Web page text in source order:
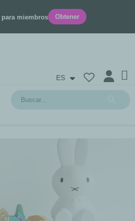
para miembros Obtener
ES